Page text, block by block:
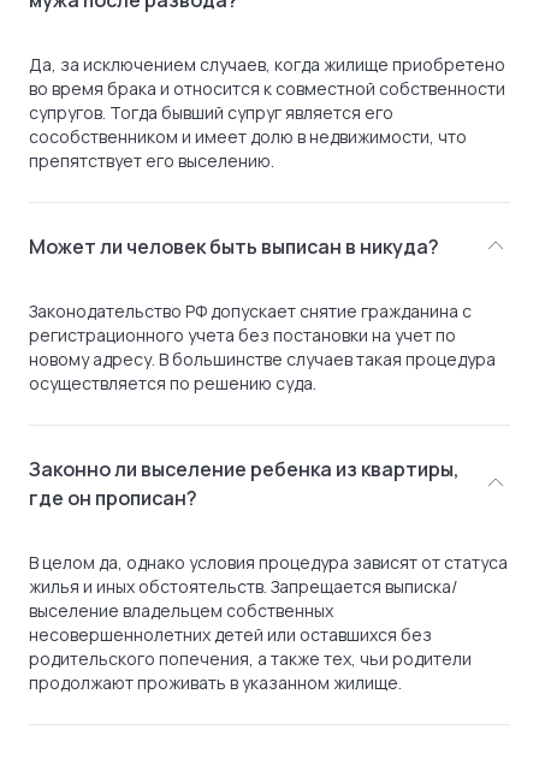
Да, за исключением случаев, когда жилище приобретено
во время брака и относится к совместной собственности
супругов. Тогда бывший супруг является его
сособственником и имеет долю в недвижимости, что
препятствует его выселению.
Может ли человек быть выписан в никуда?
Законодательство РФ допускает снятие гражданина с
регистрационного учета без постановки на учет по
новому адресу. В большинстве случаев такая процедура
осуществляется по решению суда.
Законно ли выселение ребенка из квартиры,
где он прописан?
В целом да, однако условия процедура зависят от статуса
жилья и иных обстоятельств. Запрещается выписка/
выселение владельцем собственных
несовершеннолетних детей или оставшихся без
родительского попечения, а также тех, чьи родители
продолжают проживать в указанном жилище.